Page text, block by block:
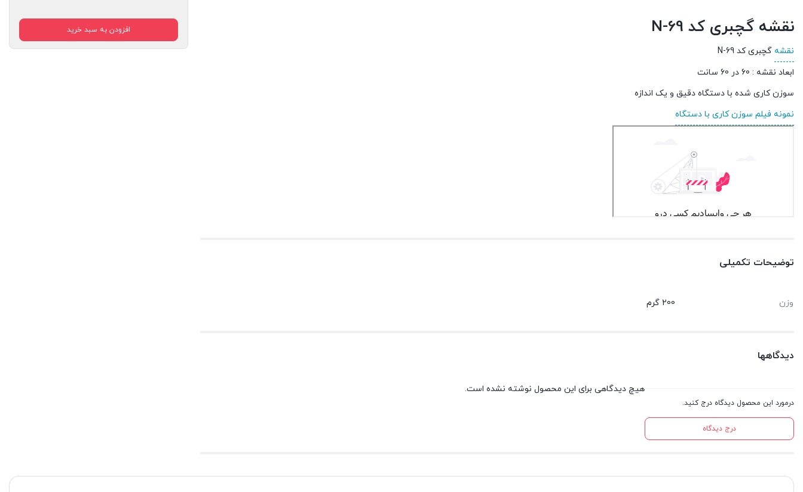
نقشه گچبری کد N-69
نقشه گچبری کد N-69
ابعاد نقشه : 60 در 60 سانت
سوزن کاری شده با دستگاه دقیق و یک اندازه
نمونه فیلم سوزن کاری با دستگاه
توضیحات تکمیلی
وزن 200 گرم
دیدگاهها
درمورد این محصول دیدگاه درج کنید.
درج دیدگاه
هیچ دیدگاهی برای این محصول نوشته نشده است.
افزودن به سبد خرید